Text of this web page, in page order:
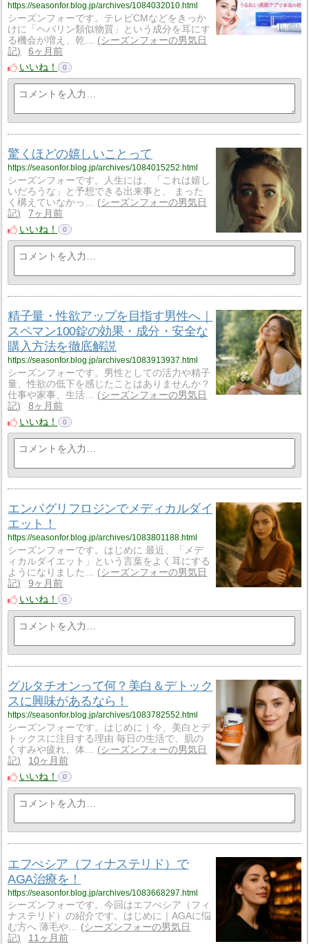
https://seasonfor.blog.jp/archives/1084032010.html
シーズンフォーです。テレビCMなどをきっか
けに「ヘパリン類似物質」という成分を耳にす
る機会が増え、乾…
シーズンフォーの男気日
記
6ヶ月前
いいね！
0
驚くほどの嬉しいことって
https://seasonfor.blog.jp/archives/1084015252.html
シーズンフォーです。人生には、「これは嬉し
いだろうな」と予想できる出来事と、 まった
く構えていなかっ…
シーズンフォーの男気日
記
7ヶ月前
いいね！
0
精子量・性欲アップを目指す男性へ｜
スペマン100錠の効果・成分・安全な
購入方法を徹底解説
https://seasonfor.blog.jp/archives/1083913937.html
シーズンフォーです。男性としての活力や精子
量、性欲の低下を感じたことはありませんか？
仕事や家事、生活…
シーズンフォーの男気日
記
8ヶ月前
いいね！
0
エンパグリフロジンでメディカルダイ
エット！
https://seasonfor.blog.jp/archives/1083801188.html
シーズンフォーです。はじめに 最近、「メデ
ィカルダイエット」という言葉をよく耳にする
ようになりました…
シーズンフォーの男気日
記
9ヶ月前
いいね！
0
グルタチオンって何？美白＆デトック
スに興味があるなら！
https://seasonfor.blog.jp/archives/1083782552.html
シーズンフォーです。はじめに｜今、美白とデ
トックスに注目する理由 毎日の生活で、肌の
くすみや疲れ、体…
シーズンフォーの男気日
記
10ヶ月前
いいね！
0
エフぺシア（フィナステリド）で
AGA治療を！
https://seasonfor.blog.jp/archives/1083668297.html
シーズンフォーです。今回はエフぺシア（フィ
ナステリド）の紹介です。はじめに｜AGAに悩
む方へ 薄毛や…
シーズンフォーの男気日
記
11ヶ月前